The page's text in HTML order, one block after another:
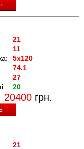
21
11
5x120
74.1
27
20
20400 грн.
21